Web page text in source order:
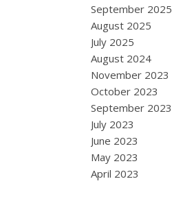
September 2025
August 2025
July 2025
August 2024
November 2023
October 2023
September 2023
July 2023
June 2023
May 2023
April 2023